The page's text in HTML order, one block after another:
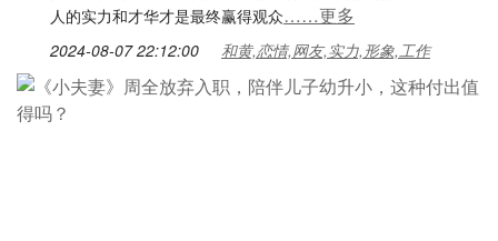
人的实力和才华才是最终赢得观众……更多
2024-08-07 22:12:00 和黄,恋情,网友,实力,形象,工作